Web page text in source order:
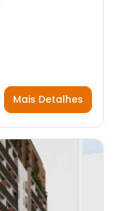
Mais Detalhes